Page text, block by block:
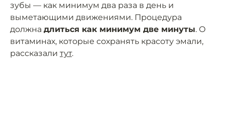
зубы — как минимум два раза в день и
выметающими движениями. Процедура
должна длиться как минимум две минуты. О
витаминах, которые сохранять красоту эмали,
рассказали тут.